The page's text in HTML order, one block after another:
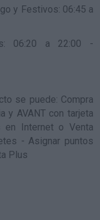
y Festivos: 06:45 a
06:20 a 22:00 -
se puede: Compra
y AVANT con tarjeta
en Internet o Venta
- Asignar puntos
Plus